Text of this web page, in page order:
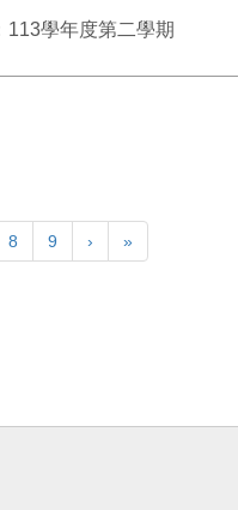
113學年度第二學期
8 9 › »